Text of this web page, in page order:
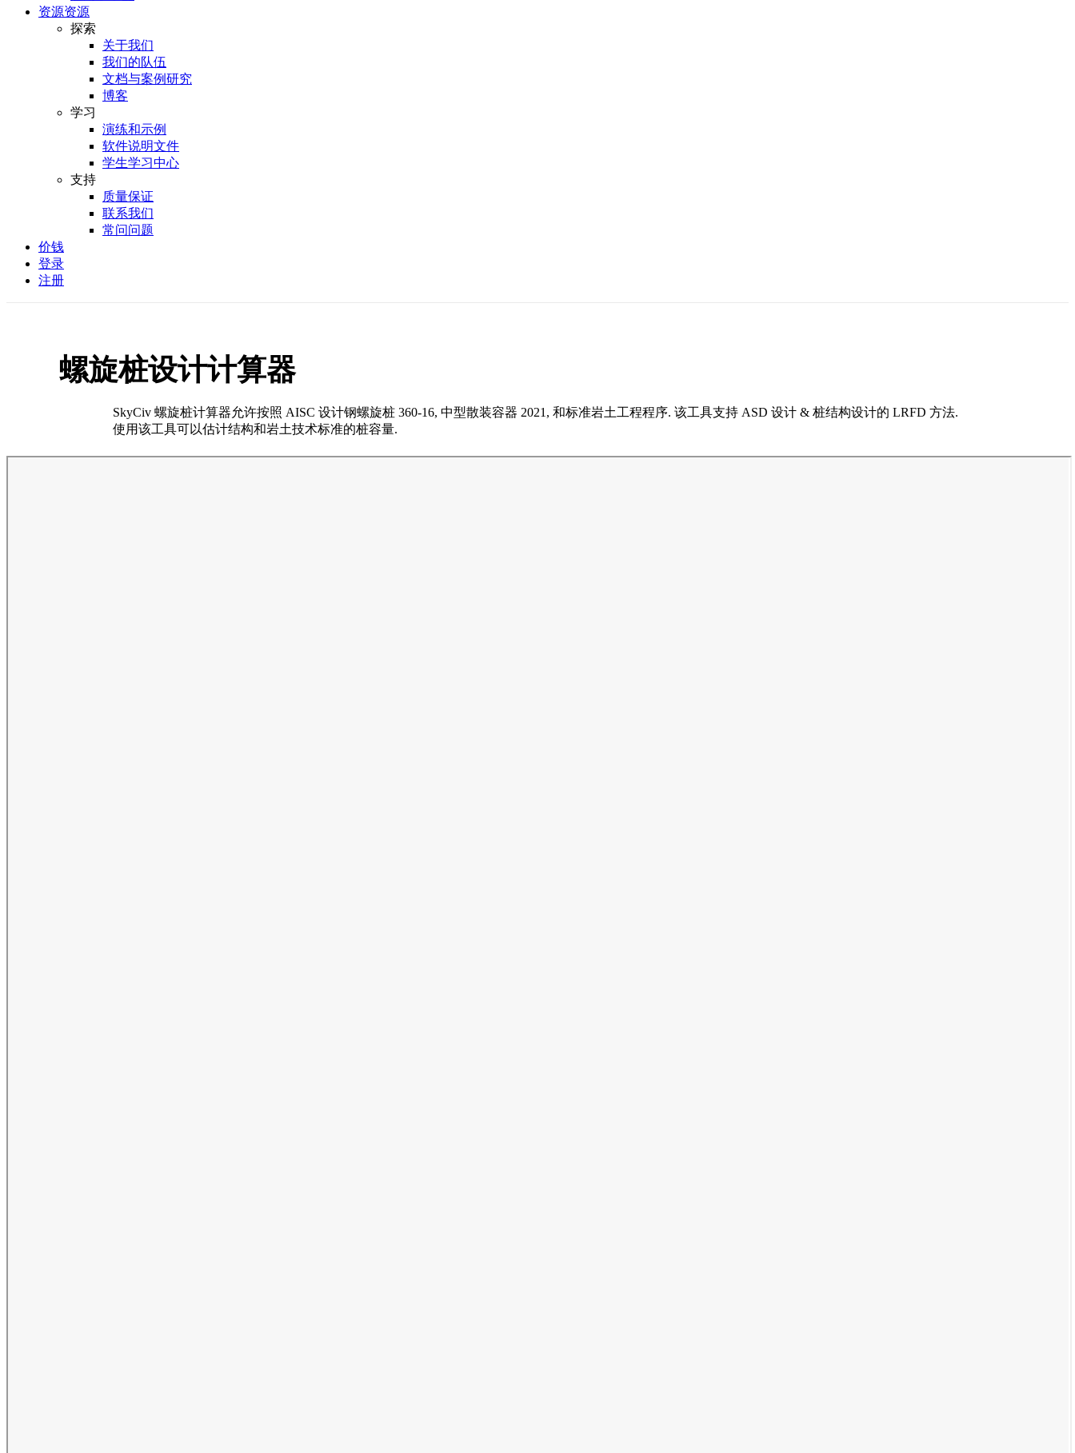
资源资源
探索
关于我们
我们的队伍
文档与案例研究
博客
学习
演练和示例
软件说明文件
学生学习中心
支持
质量保证
联系我们
常问问题
价钱
登录
注册
螺旋桩设计计算器
SkyCiv 螺旋桩计算器允许按照 AISC 设计钢螺旋桩 360-16, 中型散装容器 2021, 和标准岩土工程程序. 该工具支持 ASD 设计 & 桩结构设计的 LRFD 方法.
使用该工具可以估计结构和岩土技术标准的桩容量.